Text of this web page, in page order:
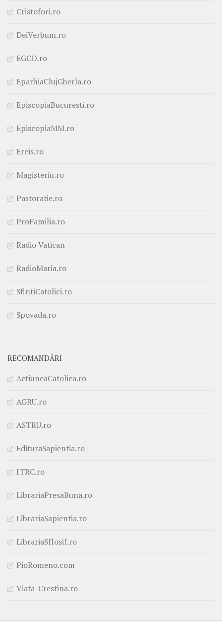
Cristofori.ro
DeiVerbum.ro
EGCO.ro
EparhiaClujGherla.ro
EpiscopiaBucuresti.ro
EpiscopiaMM.ro
Ercis.ro
Magisteriu.ro
Pastoratie.ro
ProFamilia.ro
Radio Vatican
RadioMaria.ro
SfintiCatolici.ro
Spovada.ro
RECOMANDĂRI
ActiuneaCatolica.ro
AGRU.ro
ASTRU.ro
EdituraSapientia.ro
ITRC.ro
LibrariaPresaBuna.ro
LibrariaSapientia.ro
LibrariaSfIosif.ro
PioRomeno.com
Viata-Crestina.ro